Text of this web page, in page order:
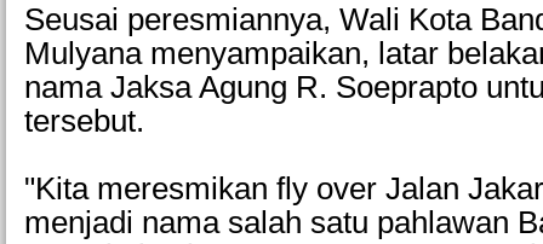
Seusai peresmiannya, Wali Kota
Mulyana menyampaikan, latar
nama Jaksa Agung R. Soeprapto
tersebut.
"Kita meresmikan fly over Jalan
menjadi nama salah satu pahlawan